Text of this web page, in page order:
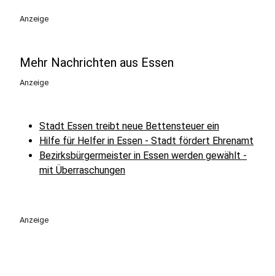
Anzeige
Mehr Nachrichten aus Essen
Anzeige
Stadt Essen treibt neue Bettensteuer ein
Hilfe für Helfer in Essen - Stadt fördert Ehrenamt
Bezirksbürgermeister in Essen werden gewählt -
mit Überraschungen
Anzeige